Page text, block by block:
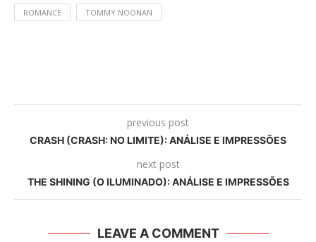
ROMANCE TOMMY NOONAN
previous post
CRASH (CRASH: NO LIMITE): ANÁLISE E IMPRESSÕES
next post
THE SHINING (O ILUMINADO): ANÁLISE E IMPRESSÕES
LEAVE A COMMENT